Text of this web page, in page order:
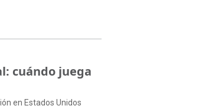
cuándo juega
en Estados Unidos